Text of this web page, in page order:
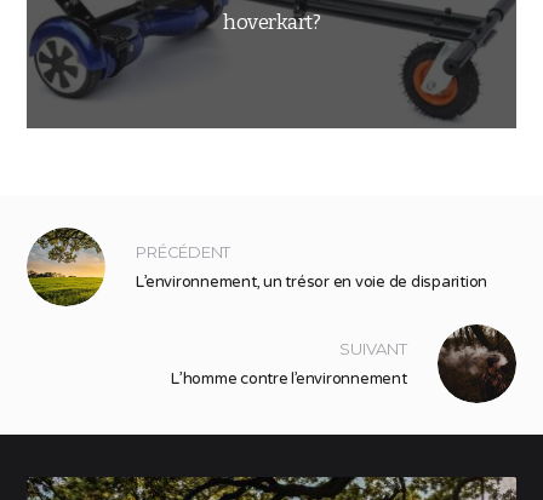
hoverkart?
PRÉCÉDENT
L’environnement, un trésor en voie de disparition
SUIVANT
L’homme contre l’environnement